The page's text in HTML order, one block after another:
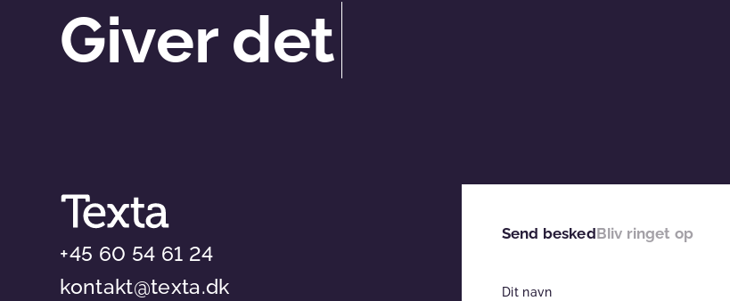
Giver det
Send beskedBliv ringet op
Dit navn
+45 60 54 61 24
kontakt@texta.dk